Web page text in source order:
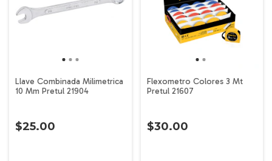
Llave Combinada Milimetrica
10 Mm Pretul 21904
$25.00
Flexometro Colores 3 Mt
Pretul 21607
$30.00